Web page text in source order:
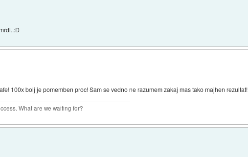
100x bolj je pomemben proc! Sam se vedno ne razumem zakaj mas tako majhen rezultat!
What are we waiting for?